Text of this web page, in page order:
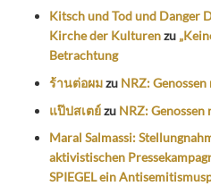
Kitsch und Tod und Danger
Kirche der Kulturenzu
Betrachtung
ร้านต่อผมzu NRZ:
แป๊ปสเตย์zu NRZ:
Maral Salmassi:
aktivistischen
SPIEGEL ein